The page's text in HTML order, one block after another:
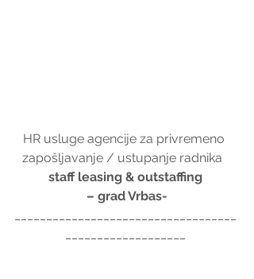
HR usluge agencije za privremeno
zapošljavanje / ustupanje radnika
staff leasing & outstaffing
– grad Vrbas-